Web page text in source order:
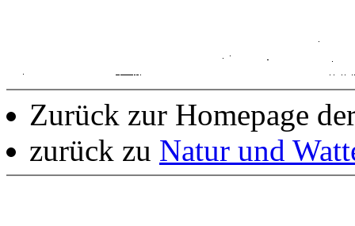
Zurück zur Homepage
zurück zu Natur und